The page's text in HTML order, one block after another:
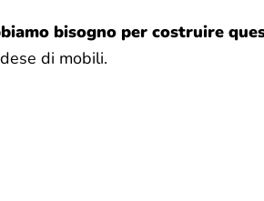
bisogno per costruire
di mobili.